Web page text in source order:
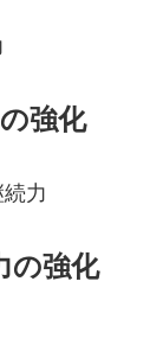
強化
力
の強化